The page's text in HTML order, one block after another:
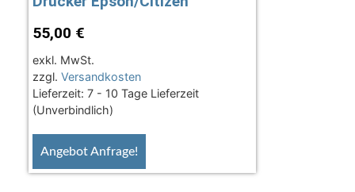
55,00 €
exkl. MwSt.
zzgl. Versandkosten
Lieferzeit: 7 - 10 Tage Lieferzeit
(Unverbindlich)
Angebot Anfrage!